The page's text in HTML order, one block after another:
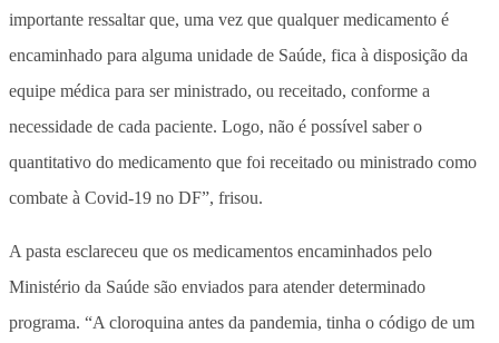
importante ressaltar que, uma vez que qualquer medicamento é
encaminhado para alguma unidade de Saúde, fica à disposição da
equipe médica para ser ministrado, ou receitado, conforme a
necessidade de cada paciente. Logo, não é possível saber o
quantitativo do medicamento que foi receitado ou ministrado como
combate à Covid-19 no DF”, frisou.
A pasta esclareceu que os medicamentos encaminhados pelo
Ministério da Saúde são enviados para atender determinado
programa. “A cloroquina antes da pandemia, tinha o código de um